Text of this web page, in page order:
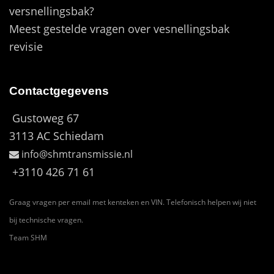
versnellingsbak?
Meest gestelde vragen over vesnellingsbak
revisie
Contactgegevens
Gustoweg 67
3113 AC Schiedam
info@shmtransmissie.nl
+3110 426 71 61
Graag vragen per email met kenteken en VIN. Telefonisch helpen wij niet
bij technische vragen.
Team SHM